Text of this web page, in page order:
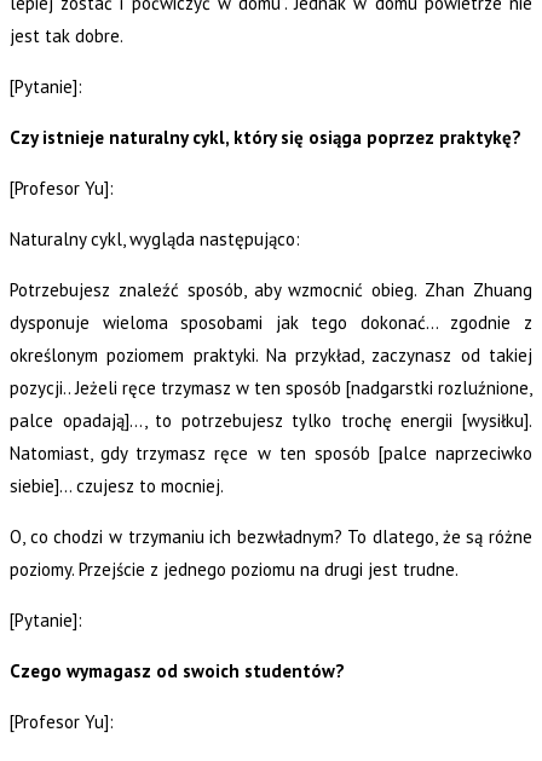
jest tak dobre.
[Pytanie]:
Czy istnieje naturalny cykl, który się osiąga poprzez praktykę?
[Profesor Yu]:
Naturalny cykl, wygląda następująco:
Potrzebujesz znaleźć sposób, aby wzmocnić obieg. Zhan Zhuang
dysponuje wieloma sposobami jak tego dokonać… zgodnie z
określonym poziomem praktyki. Na przykład, zaczynasz od takiej
pozycji.. Jeżeli ręce trzymasz w ten sposób [nadgarstki rozluźnione,
palce opadają]…, to potrzebujesz tylko trochę energii [wysiłku].
Natomiast, gdy trzymasz ręce w ten sposób [palce naprzeciwko
siebie]… czujesz to mocniej.
O, co chodzi w trzymaniu ich bezwładnym? To dlatego, że są różne
poziomy. Przejście z jednego poziomu na drugi jest trudne.
[Pytanie]:
Czego wymagasz od swoich studentów?
[Profesor Yu]: